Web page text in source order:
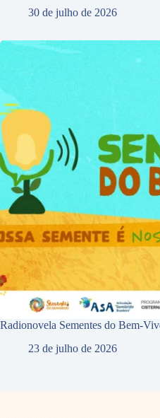
30 de julho de 2026
Radionovela Sementes do Bem-
23 de julho de 2026